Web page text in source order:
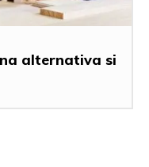
alternativa si